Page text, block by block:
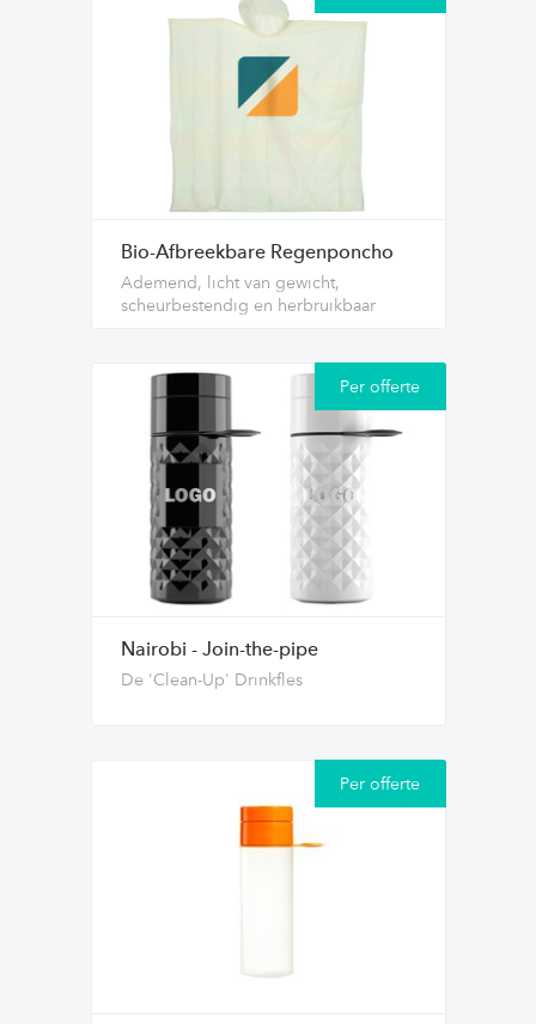
Bio-Afbreekbare Regenponcho
Ademend, licht van gewicht,
scheurbestendig en herbruikbaar
Per offerte
Nairobi - Join-the-pipe
De 'Clean-Up' Drinkfles
Per offerte